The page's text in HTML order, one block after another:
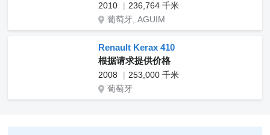
2010
236,764 千米
葡萄牙, AGUIM
Renault Kerax 410
根据请求提供价格
2008
253,000 千米
葡萄牙